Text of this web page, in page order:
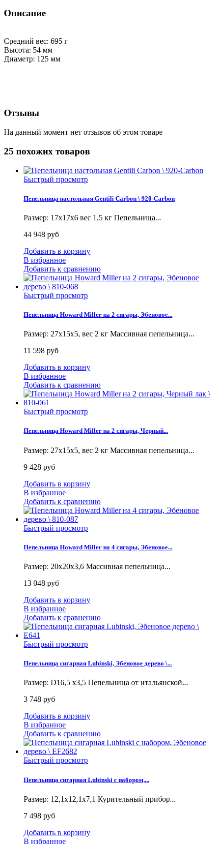
Описание
Средний вес: 695 г
Высота: 54 мм
Диаметр: 125 мм
Отзывы
На данный момент нет отзывов об этом товаре
25 похожих товаров
Быстрый просмотр
Пепельница настольная Gentili Carbon \ 920-Carbon
Размер: 17х17х6 вес 1,5 кг Пепельница...
44 948 руб
Добавить в корзину
В избранное
Добавить к сравнению
Быстрый просмотр
Пепельница Howard Miller на 2 сигары, Эбеновое...
Размер: 27x15x5, вес 2 кг Массивная пепельница...
11 598 руб
Добавить в корзину
В избранное
Добавить к сравнению
Быстрый просмотр
Пепельница Howard Miller на 2 сигары, Черный...
Размер: 27x15x5, вес 2 кг Массивная пепельница...
9 428 руб
Добавить в корзину
В избранное
Добавить к сравнению
Быстрый просмотр
Пепельница Howard Miller на 4 сигары, Эбеновое...
Размер: 20х20х3,6 Массивная пепельница...
13 048 руб
Добавить в корзину
В избранное
Добавить к сравнению
Быстрый просмотр
Пепельница сигарная Lubinski, Эбеновое дерево \...
Размер: D16,5 x3,5 Пепельница от итальянской...
3 748 руб
Добавить в корзину
В избранное
Добавить к сравнению
Быстрый просмотр
Пепельница сигарная Lubinski с набором,...
Размер: 12,1х12,1х7,1 Курительный прибор...
7 498 руб
Добавить в корзину
В избранное